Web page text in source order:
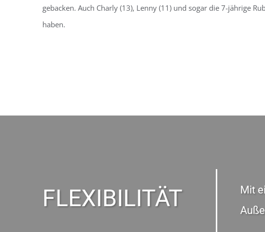
gebacken. Auch Charly (13), Lenny (11) und sogar die 7-jährige
haben.
FLEXIBILITÄT
Mit